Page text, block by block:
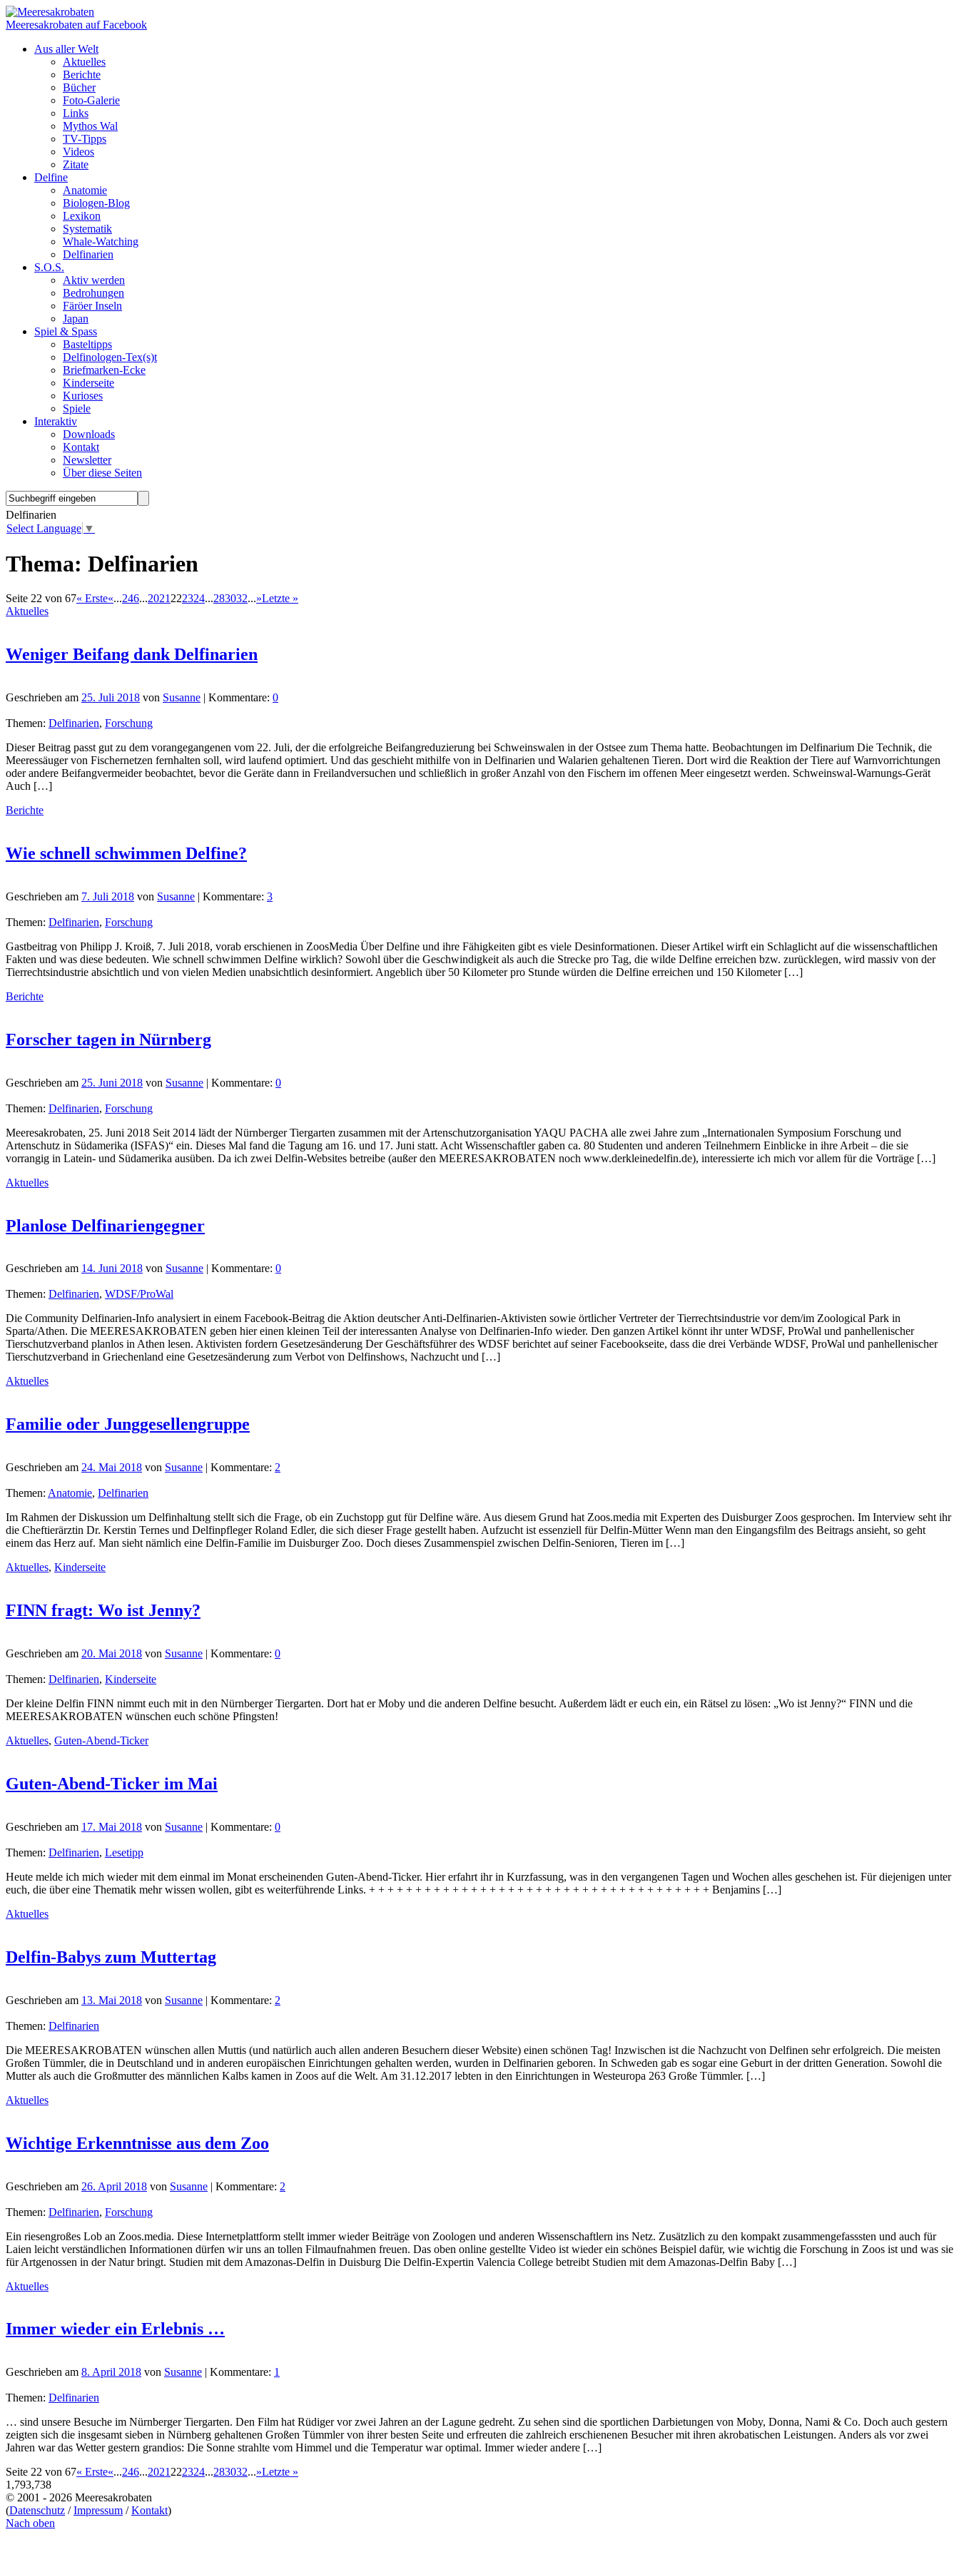
Meeresakrobaten auf Facebook
Aus aller Welt
Aktuelles
Berichte
Bücher
Foto-Galerie
Links
Mythos Wal
TV-Tipps
Videos
Zitate
Delfine
Anatomie
Biologen-Blog
Lexikon
Systematik
Whale-Watching
Delfinarien
S.O.S.
Aktiv werden
Bedrohungen
Färöer Inseln
Japan
Spiel & Spass
Basteltipps
Delfinologen-Tex(s)t
Briefmarken-Ecke
Kinderseite
Kurioses
Spiele
Interaktiv
Downloads
Kontakt
Newsletter
Über diese Seiten
Delfinarien
Select Language ▼
Thema: Delfinarien
Seite 22 von 67« Erste«...246...2021 222324...283032...»Letzte »
Aktuelles
Weniger Beifang dank Delfinarien
Geschrieben am 25. Juli 2018 von Susanne | Kommentare: 0
Themen: Delfinarien, Forschung
Dieser Beitrag passt gut zu dem vorangegangenen vom 22. Juli, der die erfolgreiche Beifangreduzierung bei Schweinswalen in der Ostsee zum Thema hatte. Beobachtungen im Delfinarium Die Technik, die
Meeressäuger von Fischernetzen fernhalten soll, wird laufend optimiert. Und das geschieht mithilfe von in Delfinarien und Walarien gehaltenen Tieren. Dort wird die Reaktion der Tiere auf Warnvorrichtungen
oder andere Beifangvermeider beobachtet, bevor die Geräte dann in Freilandversuchen und schließlich in großer Anzahl von den Fischern im offenen Meer eingesetzt werden. Schweinswal-Warnungs-Gerät
Auch […]
Berichte
Wie schnell schwimmen Delfine?
Geschrieben am 7. Juli 2018 von Susanne | Kommentare: 3
Themen: Delfinarien, Forschung
Gastbeitrag von Philipp J. Kroiß, 7. Juli 2018, vorab erschienen in ZoosMedia Über Delfine und ihre Fähigkeiten gibt es viele Desinformationen. Dieser Artikel wirft ein Schlaglicht auf die wissenschaftlichen
Fakten und was diese bedeuten. Wie schnell schwimmen Delfine wirklich? Sowohl über die Geschwindigkeit als auch die Strecke pro Tag, die wilde Delfine erreichen bzw. zurücklegen, wird massiv von der
Tierrechtsindustrie absichtlich und von vielen Medien unabsichtlich desinformiert. Angeblich über 50 Kilometer pro Stunde würden die Delfine erreichen und 150 Kilometer […]
Berichte
Forscher tagen in Nürnberg
Geschrieben am 25. Juni 2018 von Susanne | Kommentare: 0
Themen: Delfinarien, Forschung
Meeresakrobaten, 25. Juni 2018 Seit 2014 lädt der Nürnberger Tiergarten zusammen mit der Artenschutzorganisation YAQU PACHA alle zwei Jahre zum „Internationalen Symposium Forschung und
Artenschutz in Südamerika (ISFAS)“ ein. Dieses Mal fand die Tagung am 16. und 17. Juni statt. Acht Wissenschaftler gaben ca. 80 Studenten und anderen Teilnehmern Einblicke in ihre Arbeit – die sie
vorrangig in Latein- und Südamerika ausüben. Da ich zwei Delfin-Websites betreibe (außer den MEERESAKROBATEN noch www.derkleinedelfin.de), interessierte ich mich vor allem für die Vorträge […]
Aktuelles
Planlose Delfinariengegner
Geschrieben am 14. Juni 2018 von Susanne | Kommentare: 0
Themen: Delfinarien, WDSF/ProWal
Die Community Delfinarien-Info analysiert in einem Facebook-Beitrag die Aktion deutscher Anti-Delfinarien-Aktivisten sowie örtlicher Vertreter der Tierrechtsindustrie vor dem/im Zoological Park in
Sparta/Athen. Die MEERESAKROBATEN geben hier einen kleinen Teil der interessanten Analyse von Delfinarien-Info wieder. Den ganzen Artikel könnt ihr unter WDSF, ProWal und panhellenischer
Tierschutzverband planlos in Athen lesen. Aktivisten fordern Gesetzesänderung Der Geschäftsführer des WDSF berichtet auf seiner Facebookseite, dass die drei Verbände WDSF, ProWal und panhellenischer
Tierschutzverband in Griechenland eine Gesetzesänderung zum Verbot von Delfinshows, Nachzucht und […]
Aktuelles
Familie oder Junggesellengruppe
Geschrieben am 24. Mai 2018 von Susanne | Kommentare: 2
Themen: Anatomie, Delfinarien
Im Rahmen der Diskussion um Delfinhaltung stellt sich die Frage, ob ein Zuchstopp gut für Delfine wäre. Aus diesem Grund hat Zoos.media mit Experten des Duisburger Zoos gesprochen. Im Interview seht ihr
die Cheftierärztin Dr. Kerstin Ternes und Delfinpfleger Roland Edler, die sich dieser Frage gestellt haben. Aufzucht ist essenziell für Delfin-Mütter Wenn man den Eingangsfilm des Beitrags ansieht, so geht
einem das Herz auf. Man sieht nämlich eine Delfin-Familie im Duisburger Zoo. Doch dieses Zusammenspiel zwischen Delfin-Senioren, Tieren im […]
Aktuelles, Kinderseite
FINN fragt: Wo ist Jenny?
Geschrieben am 20. Mai 2018 von Susanne | Kommentare: 0
Themen: Delfinarien, Kinderseite
Der kleine Delfin FINN nimmt euch mit in den Nürnberger Tiergarten. Dort hat er Moby und die anderen Delfine besucht. Außerdem lädt er euch ein, ein Rätsel zu lösen: „Wo ist Jenny?“ FINN und die
MEERESAKROBATEN wünschen euch schöne Pfingsten!
Aktuelles, Guten-Abend-Ticker
Guten-Abend-Ticker im Mai
Geschrieben am 17. Mai 2018 von Susanne | Kommentare: 0
Themen: Delfinarien, Lesetipp
Heute melde ich mich wieder mit dem einmal im Monat erscheinenden Guten-Abend-Ticker. Hier erfahrt ihr in Kurzfassung, was in den vergangenen Tagen und Wochen alles geschehen ist. Für diejenigen unter
euch, die über eine Thematik mehr wissen wollen, gibt es weiterführende Links. + + + + + + + + + + + + + + + + + + + + + + + + + + + + + + + + + + + + + Benjamins […]
Aktuelles
Delfin-Babys zum Muttertag
Geschrieben am 13. Mai 2018 von Susanne | Kommentare: 2
Themen: Delfinarien
Die MEERESAKROBATEN wünschen allen Muttis (und natürlich auch allen anderen Besuchern dieser Website) einen schönen Tag! Inzwischen ist die Nachzucht von Delfinen sehr erfolgreich. Die meisten
Großen Tümmler, die in Deutschland und in anderen europäischen Einrichtungen gehalten werden, wurden in Delfinarien geboren. In Schweden gab es sogar eine Geburt in der dritten Generation. Sowohl die
Mutter als auch die Großmutter des männlichen Kalbs kamen in Zoos auf die Welt. Am 31.12.2017 lebten in den Einrichtungen in Westeuropa 263 Große Tümmler. […]
Aktuelles
Wichtige Erkenntnisse aus dem Zoo
Geschrieben am 26. April 2018 von Susanne | Kommentare: 2
Themen: Delfinarien, Forschung
Ein riesengroßes Lob an Zoos.media. Diese Internetplattform stellt immer wieder Beiträge von Zoologen und anderen Wissenschaftlern ins Netz. Zusätzlich zu den kompakt zusammengefasssten und auch für
Laien leicht verständlichen Informationen dürfen wir uns an tollen Filmaufnahmen freuen. Das oben online gestellte Video ist wieder ein schönes Beispiel dafür, wie wichtig die Forschung in Zoos ist und was sie
für Artgenossen in der Natur bringt. Studien mit dem Amazonas-Delfin in Duisburg Die Delfin-Expertin Valencia College betreibt Studien mit dem Amazonas-Delfin Baby […]
Aktuelles
Immer wieder ein Erlebnis …
Geschrieben am 8. April 2018 von Susanne | Kommentare: 1
Themen: Delfinarien
… sind unsere Besuche im Nürnberger Tiergarten. Den Film hat Rüdiger vor zwei Jahren an der Lagune gedreht. Zu sehen sind die sportlichen Darbietungen von Moby, Donna, Nami & Co. Doch auch gestern
zeigten sich die insgesamt sieben in Nürnberg gehaltenen Großen Tümmler von ihrer besten Seite und erfreuten die zahlreich erschienenen Besucher mit ihren akrobatischen Leistungen. Anders als vor zwei
Jahren war das Wetter gestern grandios: Die Sonne strahlte vom Himmel und die Temperatur war optimal. Immer wieder andere […]
Seite 22 von 67« Erste«...246...2021 222324...283032...»Letzte »
1,793,738
© 2001 - 2026 Meeresakrobaten
(Datenschutz /Impressum /Kontakt)
Nach oben